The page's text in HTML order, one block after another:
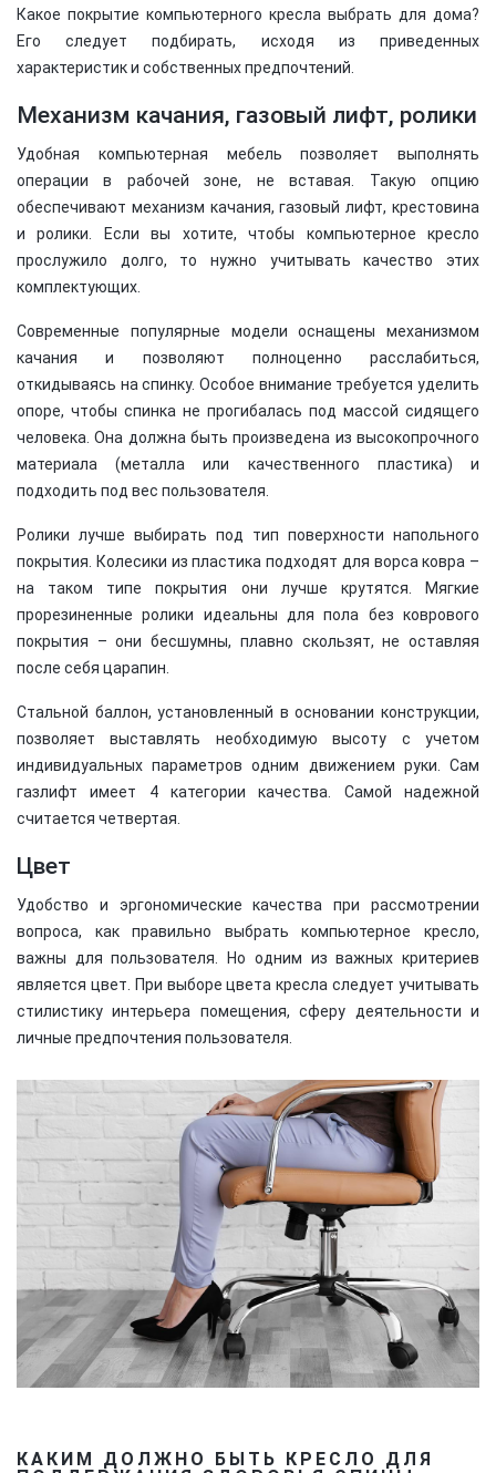
Какое покрытие компьютерного кресла выбрать для дома?
Его следует подбирать, исходя из приведенных
характеристик и собственных предпочтений.
Механизм качания, газовый лифт, ролики
Удобная компьютерная мебель позволяет выполнять
операции в рабочей зоне, не вставая. Такую опцию
обеспечивают механизм качания, газовый лифт, крестовина
и ролики. Если вы хотите, чтобы компьютерное кресло
прослужило долго, то нужно учитывать качество этих
комплектующих.
Современные популярные модели оснащены механизмом
качания и позволяют полноценно расслабиться,
откидываясь на спинку. Особое внимание требуется уделить
опоре, чтобы спинка не прогибалась под массой сидящего
человека. Она должна быть произведена из высокопрочного
материала (металла или качественного пластика) и
подходить под вес пользователя.
Ролики лучше выбирать под тип поверхности напольного
покрытия. Колесики из пластика подходят для ворса ковра –
на таком типе покрытия они лучше крутятся. Мягкие
прорезиненные ролики идеальны для пола без коврового
покрытия – они бесшумны, плавно скользят, не оставляя
после себя царапин.
Стальной баллон, установленный в основании конструкции,
позволяет выставлять необходимую высоту с учетом
индивидуальных параметров одним движением руки. Сам
газлифт имеет 4 категории качества. Самой надежной
считается четвертая.
Цвет
Удобство и эргономические качества при рассмотрении
вопроса, как правильно выбрать компьютерное кресло,
важны для пользователя. Но одним из важных критериев
является цвет. При выборе цвета кресла следует учитывать
стилистику интерьера помещения, сферу деятельности и
личные предпочтения пользователя.
КАКИМ ДОЛЖНО БЫТЬ КРЕСЛО ДЛЯ